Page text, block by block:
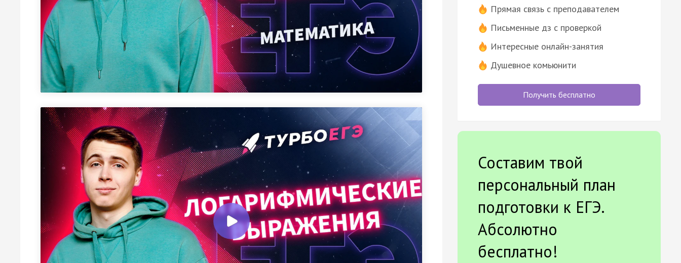
Прямая связь с преподавателем
Письменные дз с проверкой
Интересные онлайн-занятия
Душевное комьюнити
Получить бесплатно
Составим твой
персональный план
подготовки к ЕГЭ.
Абсолютно
бесплатно!